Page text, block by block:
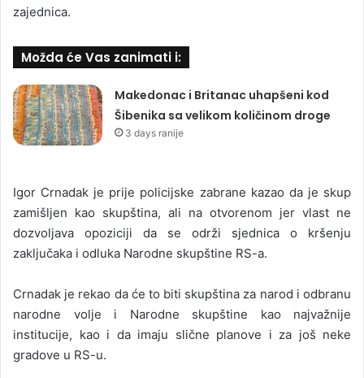
zajednica.
Možda će Vas zanimati i:
Makedonac i Britanac uhapšeni kod
Šibenika sa velikom količinom droge
3 days ranije
Igor Crnadak je prije policijske zabrane kazao da je skup
zamišljen kao skupština, ali na otvorenom jer vlast ne
dozvoljava opoziciji da se održi sjednica o kršenju
zaključaka i odluka Narodne skupštine RS-a.
Crnadak je rekao da će to biti skupština za narod i odbranu
narodne volje i Narodne skupštine kao najvažnije
institucije, kao i da imaju slične planove i za još neke
gradove u RS-u.